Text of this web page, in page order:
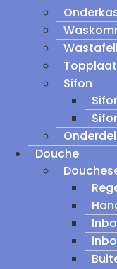
Sifon
Douche